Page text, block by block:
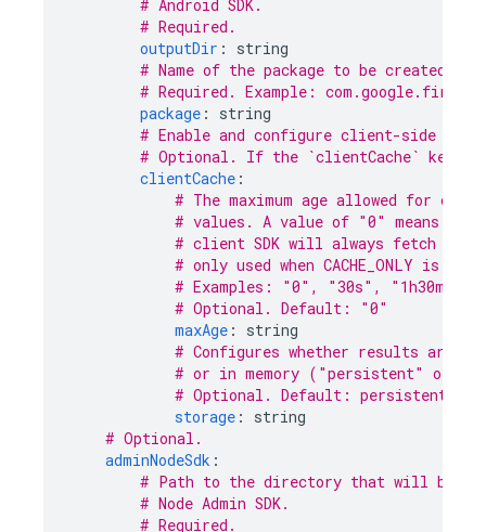
# Android SDK.
# Required.
outputDir :
string
# Name of the package to be created.
# Required. Example:
package :
string
# Enable and configure client-side
# Optional. If the `clientCache` key
clientCache :
# The maximum age allowed for
# values. A value of "0" means that
# client SDK will always fetch
# only used when CACHE_ONLY is
# Examples: "0", "30s", "1h30m"
# Optional. Default: "0"
maxAge :
string
# Configures whether results are
# or in memory ("persistent" or
# Optional. Default: persistent
storage :
string
# Optional.
adminNodeSdk :
# Path to the directory that will be
# Node Admin SDK.
# Required.